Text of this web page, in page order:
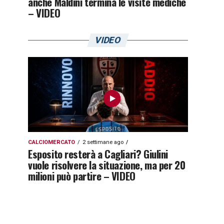
– VIDEO
VIDEO
CALCIOMERCATO 2 settimane ago
Esposito resterà a Cagliari? Giulini
vuole risolvere la situazione, ma per 20
milioni può partire – VIDEO